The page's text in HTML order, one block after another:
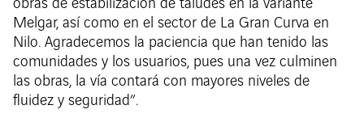
obras de estabilización de taludes en la variante
Melgar, así como en el sector de La Gran Curva en
Nilo. Agradecemos la paciencia que han tenido las
comunidades y los usuarios, pues una vez culminen
las obras, la vía contará con mayores niveles de
fluidez y seguridad”.